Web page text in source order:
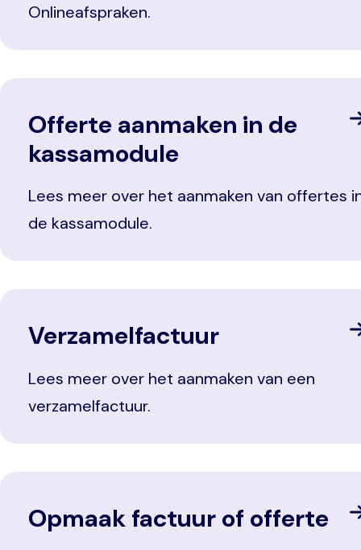
Onlineafspraken.
Offerte aanmaken in de
kassamodule
Lees meer over het aanmaken van offertes
de kassamodule.
Verzamelfactuur
Lees meer over het aanmaken van een
verzamelfactuur.
Opmaak factuur of offerte